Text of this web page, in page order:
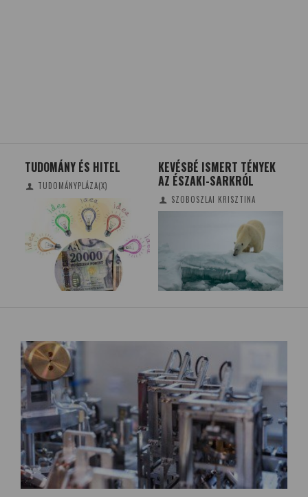
TUDOMÁNY ÉS HITEL
TUDOMÁNYPLÁZA(X)
KEVÉSBÉ ISMERT TÉNYEK
AZ ÉSZAKI-SARKRÓL
SZOBOSZLAI KRISZTINA